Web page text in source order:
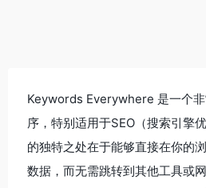
Keywords Everywhere 是一个
序，特别适用于SEO（搜索引擎
的独特之处在于能够直接在你的
数据，而无需跳转到其他工具或